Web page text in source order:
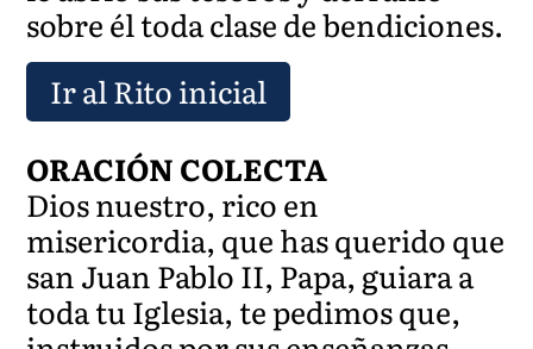
sobre él toda clase de bendiciones.
Ir al Rito inicial
ORACIÓN COLECTA
Dios nuestro, rico en
misericordia, que has querido que
san Juan Pablo II, Papa, guiara a
toda tu Iglesia, te pedimos que,